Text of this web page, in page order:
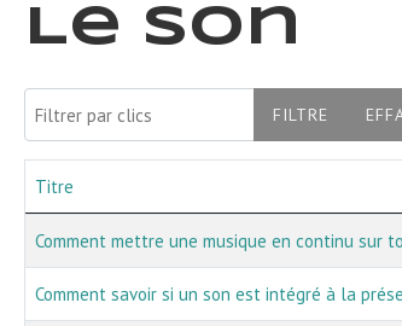
Le son
Filtrer par clics FILTRE
Articles
Titre
Comment mettre une musique en continu sur
Comment savoir si un son est intégré à la